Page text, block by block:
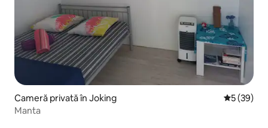
Cameră privată în Joking Scor
5 (39)
Manta